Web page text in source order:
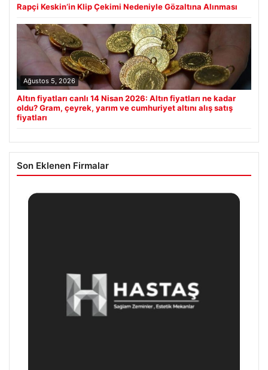
Rapçi Keskin’in Klip Çekimi Nedeniyle Gözaltına Alınması
Ağustos 5, 2026
Altın fiyatları canlı 14 Nisan 2026: Altın fiyatları ne kadar
oldu? Gram, çeyrek, yarım ve cumhuriyet altını alış satış
fiyatları
Son Eklenen Firmalar